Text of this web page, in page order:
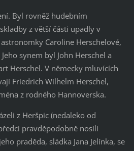
Byl rovněž hudebním
z větší části upadly v
Caroline Herschelové,
synem byl John Herschel a
Herschel. V německy mluvících
Friedrich Wilhelm Herschel,
z rodného Hannoverska.
z Heršpic (nedaleko od
pravděpodobně nosili
praděda, sládka Jana Jelínka, se